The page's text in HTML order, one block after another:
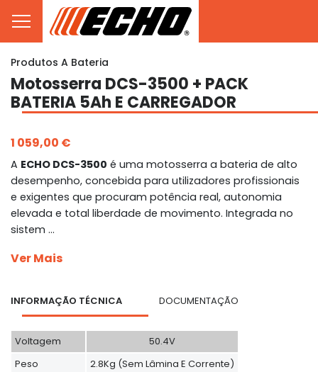
Produtos A Bateria
Motosserra DCS-3500 + PACK
BATERIA 5Ah E CARREGADOR
1 059,00 €
A ECHO DCS-3500 é uma motosserra a bateria de alto
desempenho, concebida para utilizadores profissionais
e exigentes que procuram potência real, autonomia
elevada e total liberdade de movimento. Integrada no
sistem ...
Ver Mais
INFORMAÇÃO TÉCNICA DOCUMENTAÇÃO
Voltagem
50.4V
Peso
2.8Kg (sem Lâmina E Corrente)